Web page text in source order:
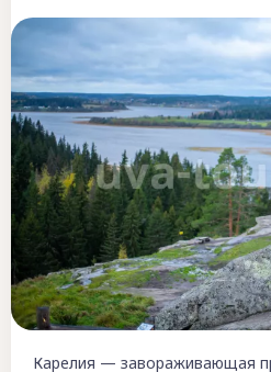
Карелия — завораживающая